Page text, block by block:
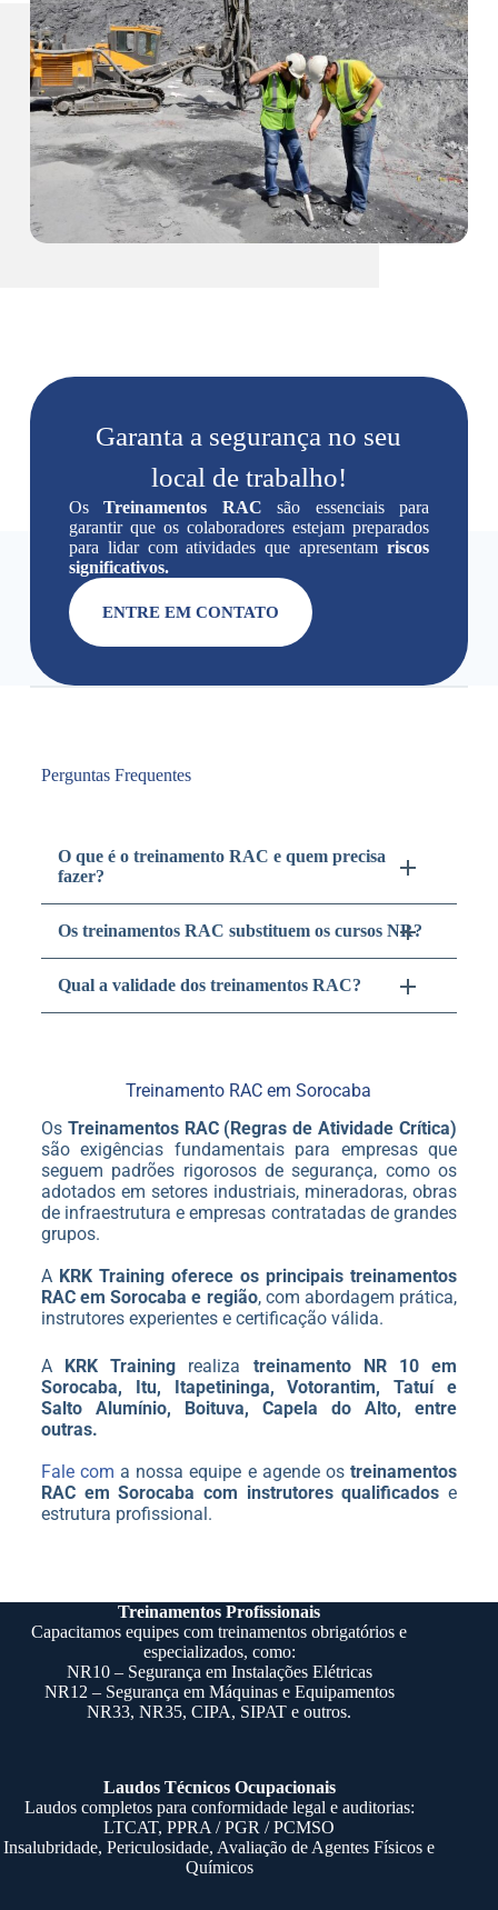
Garanta a segurança no seu
local de trabalho!
OsTreinamentos RAC são essenciais para
garantir que os colaboradores estejam preparados
para lidar com atividades que apresentamriscos
significativos.
ENTRE EM CONTATO
Perguntas Frequentes
O que é o treinamento RAC e quem precisa
fazer?
Os treinamentos RAC substituem os cursos NR?
Qual a validade dos treinamentos RAC?
Treinamento RAC em Sorocaba
Os Treinamentos RAC (Regras de Atividade Crítica)
são exigências fundamentais para empresas que
seguem padrões rigorosos de segurança, como os
adotados em setores industriais, mineradoras, obras
de infraestrutura e empresas contratadas de grandes
grupos.
A KRK Training oferece os principais treinamentos
RAC em Sorocaba e região, com abordagem prática,
instrutores experientes e certificação válida.
A KRK Training realiza treinamento NR 10 em
Sorocaba, Itu, Itapetininga, Votorantim, Tatuí e
Salto Alumínio, Boituva, Capela do Alto, entre
outras.
Fale com a nossa equipe e agende ostreinamentos
RAC em Sorocaba com instrutores qualificados e
estrutura profissional.
Treinamentos Profissionais
Capacitamos equipes com treinamentos obrigatórios e
especializados, como:
NR10– Segurança em Instalações Elétricas
NR12 – Segurança em Máquinas e Equipamentos
NR33,NR35,CIPA, SIPAT e outros.
Laudos Técnicos Ocupacionais
Laudos completos para conformidade legal e auditorias:
LTCAT, PPRA / PGR / PCMSO
Insalubridade, Periculosidade, Avaliação de Agentes Físicos e
Químicos